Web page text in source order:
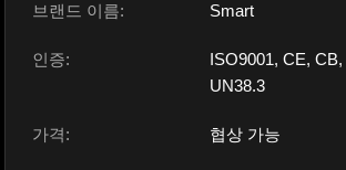
브랜드 이름: Smart
인증:
ISO9001, CE, CB,
UN38.3
가격: 협상 가능